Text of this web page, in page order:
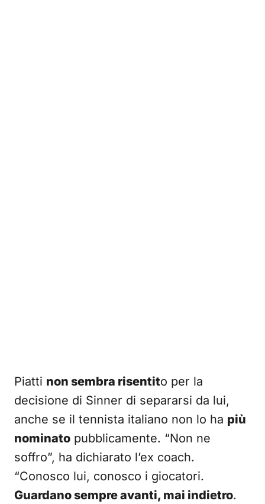
Piatti non sembra risentito per la
decisione di Sinner di separarsi da lui,
anche se il tennista italiano non lo ha più
nominato pubblicamente. “Non ne
soffro”, ha dichiarato l’ex coach.
“Conosco lui, conosco i giocatori.
Guardano sempre avanti, mai indietro.